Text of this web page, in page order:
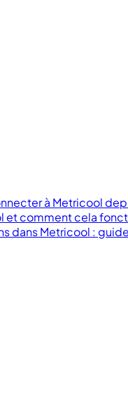
à Metricool
et comment cela
dans Metricool :